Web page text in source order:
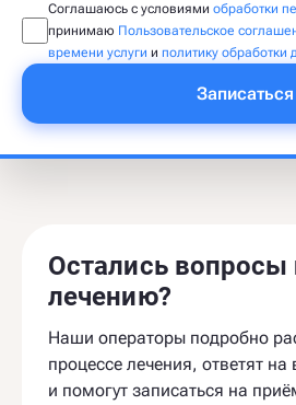
Соглашаюсь с условиями обработки
принимаю Пользовательское
времени услуги и политику обработки
Записаться
Остались вопросы
лечению?
Наши операторы подробно
процессе лечения, ответят
и помогут записаться на